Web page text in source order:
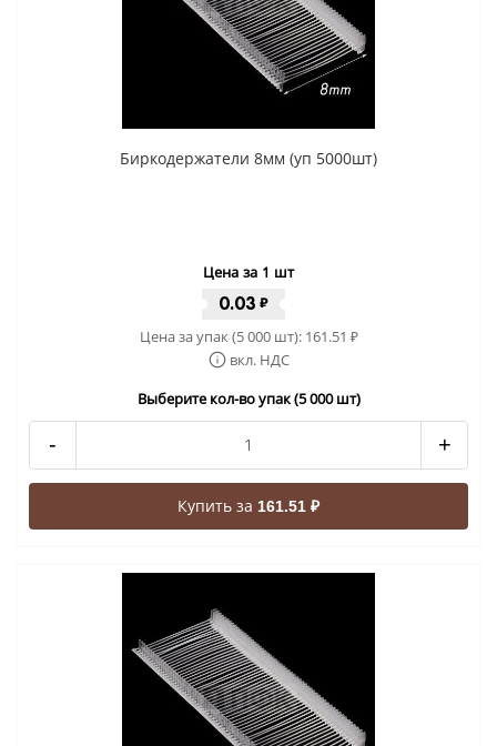
Биркодержатели 8мм (уп 5000шт)
Цена за 1 шт
0.03 ₽
Цена за упак (5 000 шт): 161.51 ₽
вкл. НДС
Выберите кол-во упак (5 000 шт)
- +
Купить за 161.51 ₽